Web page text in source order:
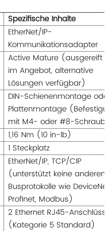
Spezifische Inhalte
EtherNet/IP-
Kommunikationsadapter
Active Mature (ausgereift
im Angebot, alternative
Lösungen verfügbar)
DIN-Schienenmontage oder
Plattenmontage
mit M4- oder #8-
1,16 Nm (10 in-lb)
1 Steckplatz
EtherNet/IP, TCP/CIP
(unterstützt keine anderen
Busprotokolle wie DeviceNet,
Profinet, Modbus)
2 Ethernet RJ45-Anschlüsse
(Kategorie 5 Standard)